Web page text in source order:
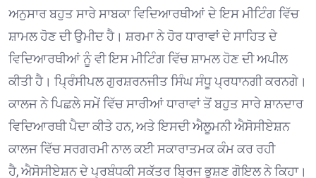
ਅਨੁਸਾਰ ਬਹੁਤ ਸਾਰੇ ਸਾਬਕਾ ਵਿਦਿਆਰਥੀਆਂ ਦੇ ਇਸ ਮੀਟਿੰਗ ਵਿੱਚ
ਸ਼ਾਮਲ ਹੋਣ ਦੀ ਉਮੀਦ ਹੈ। ਸ਼ਰਮਾ ਨੇ ਹੋਰ ਧਾਰਾਵਾਂ ਦੇ ਸਾਹਿਤ ਦੇ
ਵਿਦਿਆਰਥੀਆਂ ਨੂੰ ਵੀ ਇਸ ਮੀਟਿੰਗ ਵਿੱਚ ਸ਼ਾਮਲ ਹੋਣ ਦੀ ਅਪੀਲ
ਕੀਤੀ ਹੈ। ਪ੍ਰਿੰਸੀਪਲ ਗੁਰਸ਼ਰਨਜੀਤ ਸਿੰਘ ਸੰਧੂ ਪ੍ਰਧਾਨਗੀ ਕਰਨਗੇ।
ਕਾਲਜ ਨੇ ਪਿਛਲੇ ਸਮੇਂ ਵਿੱਚ ਸਾਰੀਆਂ ਧਾਰਾਵਾਂ ਤੋਂ ਬਹੁਤ ਸਾਰੇ ਸ਼ਾਨਦਾਰ
ਵਿਦਿਆਰਥੀ ਪੈਦਾ ਕੀਤੇ ਹਨ, ਅਤੇ ਇਸਦੀ ਐਲੂਮਨੀ ਐਸੋਸੀਏਸ਼ਨ
ਕਾਲਜ ਵਿੱਚ ਸਰਗਰਮੀ ਨਾਲ ਕਈ ਸਕਾਰਾਤਮਕ ਕੰਮ ਕਰ ਰਹੀ
ਹੈ, ਐਸੋਸੀਏਸ਼ਨ ਦੇ ਪ੍ਰਬੰਧਕੀ ਸਕੱਤਰ ਬ੍ਰਿਜ ਭੂਸ਼ਣ ਗੋਇਲ ਨੇ ਕਿਹਾ।